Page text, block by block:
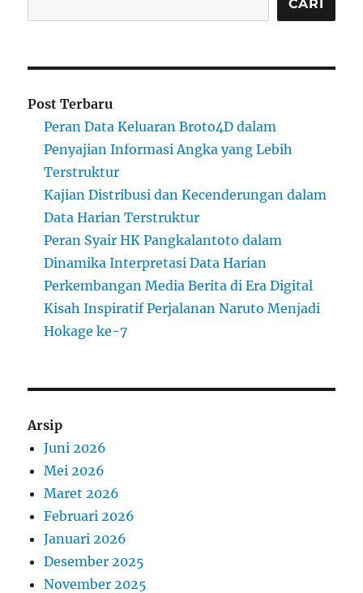
CARI
Post Terbaru
Peran Data Keluaran Broto4D dalam
Penyajian Informasi Angka yang Lebih
Terstruktur
Kajian Distribusi dan Kecenderungan dalam
Data Harian Terstruktur
Peran Syair HK Pangkalantoto dalam
Dinamika Interpretasi Data Harian
Perkembangan Media Berita di Era Digital
Kisah Inspiratif Perjalanan Naruto Menjadi
Hokage ke-7
Arsip
Juni 2026
Mei 2026
Maret 2026
Februari 2026
Januari 2026
Desember 2025
November 2025